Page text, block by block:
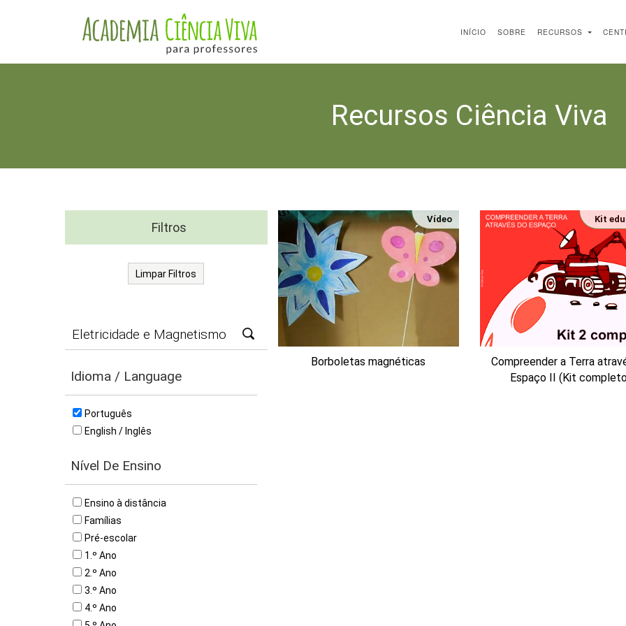
INÍCIO SOBRE RECURSOS
Recursos Ciência Viva
Filtros
Limpar Filtros
Idioma / Language
Português
English / Inglês
Nível De Ensino
Ensino à distância
Famílias
Pré-escolar
1.º Ano
2.º Ano
3.º Ano
4.º Ano
Borboletas magnéticas
Vídeo
Compreender a Terra
Espaço II (Kit
Kit